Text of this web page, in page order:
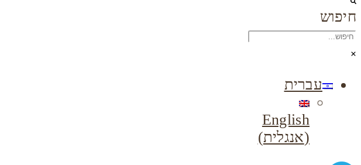
חיפוש
עברית
English
(אנגלית)